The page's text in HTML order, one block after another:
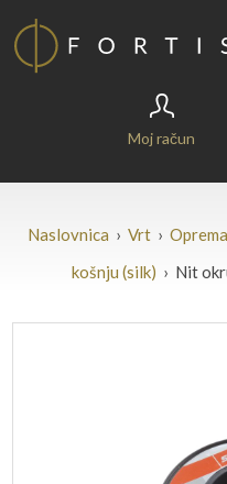
Moj račun
Naslovnica › Vrt›
košnju (silk) › Nit